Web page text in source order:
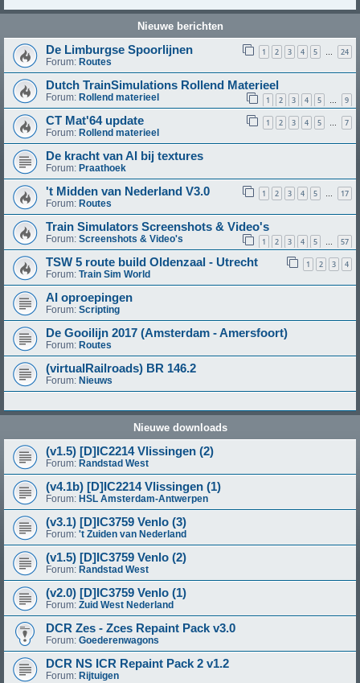
Nieuwe berichten
De Limburgse Spoorlijnen 1 2 3 4 5 … 24
Forum: Routes
Dutch TrainSimulations Rollend Materieel
1 2 3 4 5 … 9
Forum: Rollend materieel
CT Mat'64 update 1 2 3 4 5 … 7
Forum: Rollend materieel
De kracht van AI bij textures
Forum: Praathoek
't Midden van Nederland V3.0 1 2 3 4 5 … 17
Forum: Routes
Train Simulators Screenshots & Video's
1 2 3 4 5 … 57
Forum: Screenshots & Video's
TSW 5 route build Oldenzaal - Utrecht 1 2 3 4
Forum: Train Sim World
AI oproepingen
Forum: Scripting
De Gooilijn 2017 (Amsterdam - Amersfoort)
Forum: Routes
(virtualRailroads) BR 146.2
Forum: Nieuws
Nieuwe downloads
(v1.5) [D]IC2214 Vlissingen (2)
Forum: Randstad West
(v4.1b) [D]IC2214 Vlissingen (1)
Forum: HSL Amsterdam-Antwerpen
(v3.1) [D]IC3759 Venlo (3)
Forum: 't Zuiden van Nederland
(v1.5) [D]IC3759 Venlo (2)
Forum: Randstad West
(v2.0) [D]IC3759 Venlo (1)
Forum: Zuid West Nederland
DCR Zes - Zces Repaint Pack v3.0
Forum: Goederenwagons
DCR NS ICR Repaint Pack 2 v1.2
Forum: Rijtuigen